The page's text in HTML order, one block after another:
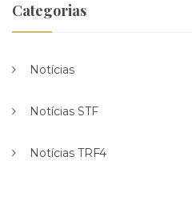
Categorias
Notícias
Notícias STF
Notícias TRF4